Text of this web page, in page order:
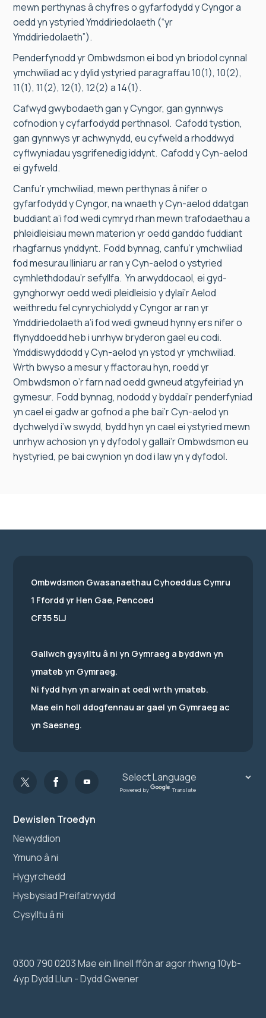
mewn perthynas â chyfres o gyfarfodydd y Cyngor a
oedd yn ystyried Ymddiriedolaeth (“yr
Ymddiriedolaeth”).
Penderfynodd yr Ombwdsmon ei bod yn briodol cynnal
ymchwiliad ac y dylid ystyried paragraffau 10(1), 10(2),
11(1), 11(2), 12(1), 12(2) a 14(1).
Cafwyd gwybodaeth gan y Cyngor, gan gynnwys
cofnodion y cyfarfodydd perthnasol. Cafodd tystion,
gan gynnwys yr achwynydd, eu cyfweld a rhoddwyd
cyflwyniadau ysgrifenedig iddynt. Cafodd y Cyn-aelod
ei gyfweld.
Canfu’r ymchwiliad, mewn perthynas â nifer o
gyfarfodydd y Cyngor, na wnaeth y Cyn-aelod ddatgan
buddiant a’i fod wedi cymryd rhan mewn trafodaethau a
phleidleisiau mewn materion yr oedd ganddo fuddiant
rhagfarnus ynddynt. Fodd bynnag, canfu’r ymchwiliad
fod mesurau lliniaru ar ran y Cyn-aelod o ystyried
cymhlethdodau’r sefyllfa. Yn arwyddocaol, ei gyd-
gynghorwyr oedd wedi pleidleisio y dylai’r Aelod
weithredu fel cynrychiolydd y Cyngor ar ran yr
Ymddiriedolaeth a’i fod wedi gwneud hynny ers nifer o
flynyddoedd heb i unrhyw bryderon gael eu codi.
Ymddiswyddodd y Cyn-aelod yn ystod yr ymchwiliad.
Wrth bwyso a mesur y ffactorau hyn, roedd yr
Ombwdsmon o’r farn nad oedd gwneud atgyfeiriad yn
gymesur. Fodd bynnag, nododd y byddai’r penderfyniad
yn cael ei gadw ar gofnod a phe bai’r Cyn-aelod yn
dychwelyd i’w swydd, bydd hyn yn cael ei ystyried mewn
unrhyw achosion yn y dyfodol y gallai’r Ombwdsmon eu
hystyried, pe bai cwynion yn dod i law yn y dyfodol.
Dewislen Troedyn
Newyddion
Ymuno â ni
Hygyrchedd
Hysbysiad Preifatrwydd
Cysylltu â ni
0300 790 0203 Mae ein llinell ffôn ar agor rhwng 10yb-
4yp Dydd Llun - Dydd Gwener
Ombwdsmon Gwasanaethau Cyhoeddus Cymru
1 Ffordd yr Hen Gae, Pencoed
CF35 5LJ
Gallwch gysylltu â ni yn Gymraeg a byddwn yn
ymateb yn Gymraeg.
Ni fydd hyn yn arwain at oedi wrth ymateb.
Mae ein holl ddogfennau ar gael yn Gymraeg ac
yn Saesneg.
Powered by Translate